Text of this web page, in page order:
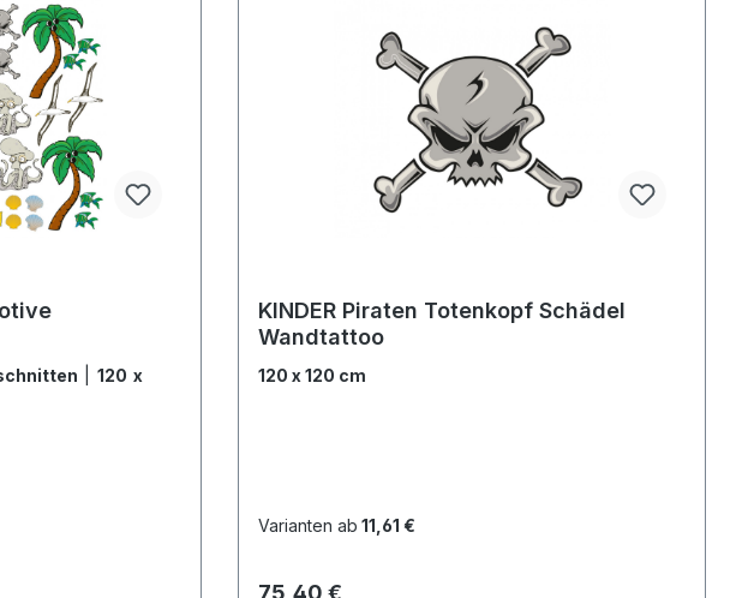
120 x
KINDER Piraten Totenkopf Schädel
Wandtattoo
120 x 120 cm
Varianten ab 11,61 €
Regulärer Preis:
75,40 €